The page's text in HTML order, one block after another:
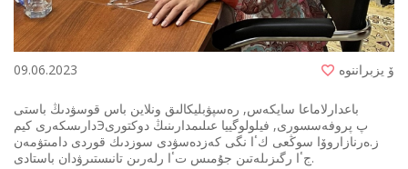
09.06.2023 ۆ يزبراننوە
باعدارلاماعا سايكەس, رەسپۋبليكالىق ونلاين باس قوسۋدىڭ باستى
دارىسكەرى كيمЭپ پروفەسسورى, فيلولوگييا عىلىمدارىنىڭ دوكتورى
ز.ەرنازاروۆا سوڭعى كٴا نگى كەزدەسۋدى سوزدىك قوردى دامىتۋمەن
جٴا رگىزىلەتىن جۇمىس تٴا رلەرىن تانىستىرۋدان باستادى.